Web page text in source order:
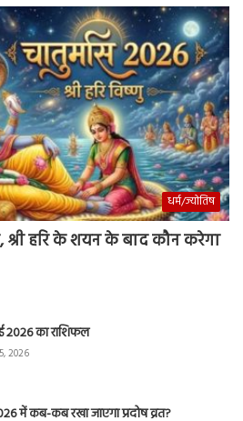
धर्म/ज्योतिष
हरि के शयन के बाद कौन करेगा
2026 का राशिफल
2026
में कब-कब रखा जाएगा प्रदोष व्रत?